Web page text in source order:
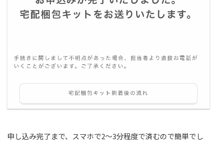
申し込み完了まで、スマホで2〜3分程度で済むので簡単でし